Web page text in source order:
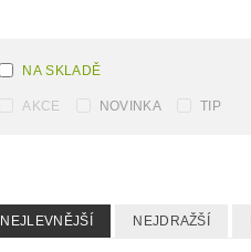
NA SKLADĚ
AKCE NOVINKA TIP
NEJLEVNĚJŠÍ NEJDRAŽŠÍ